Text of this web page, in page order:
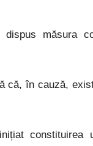
dispus măsura
că, în cauză,
constituirea